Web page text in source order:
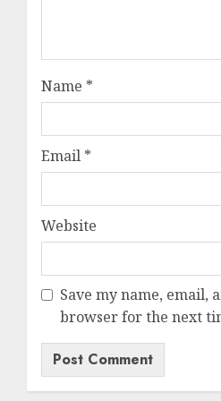
Name *
Email *
Website
Save my name, email,
browser for the next